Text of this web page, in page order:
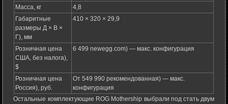
Масса, кг
4,8
Габаритные
размеры Д × В ×
Г), мм
410 × 320 × 29,9
Розничная цена
США, без налога),
$
6 499 newegg.com) — макс. конфигурация
Розничная цена
Россия), руб.
От 549 990 рекомендованная) — макс.
конфигурация
Остальные комплектующие ROG Mothership выбрали под стать двум